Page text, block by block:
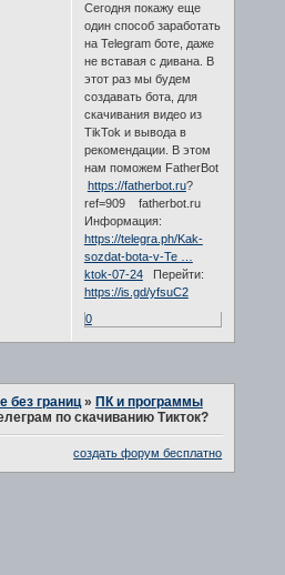
Сегодня покажу еще
один способ заработать
на Telegram боте, даже
не вставая с дивана. В
этот раз мы будем
создавать бота, для
скачивания видео из
TikTok и вывода в
рекомендации. В этом
нам поможем FatherBot
https://fatherbot.ru?
ref=909 fatherbot.ru
Информация:
https://telegra.ph/Kak-
sozdat-bota-v-Te …
ktok-07-24Перейти:
https://is.gd/yfsuC2
0
без границ » ПК и программы
по скачиванию Тикток?
создать форум бесплатно